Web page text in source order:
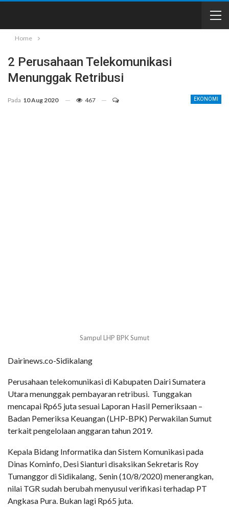
Home
2 Perusahaan Telekomunikasi
Menunggak Retribusi
EKONOMI
Pada 10 Aug 2020 467
Sampul LHP BPK Sumut
Dairinews.co-Sidikalang
Perusahaan telekomunikasi di Kabupaten Dairi Sumatera
Utara menunggak pembayaran retribusi. Tunggakan
mencapai Rp65 juta sesuai Laporan Hasil Pemeriksaan –
Badan Pemeriksa Keuangan (LHP-BPK) Perwakilan Sumut
terkait pengelolaan anggaran tahun 2019.
Kepala Bidang Informatika dan Sistem Komunikasi pada
Dinas Kominfo, Desi Sianturi disaksikan Sekretaris Roy
Tumanggor di Sidikalang, Senin (10/8/2020) menerangkan,
nilai TGR sudah berubah menyusul verifikasi terhadap PT
Angkasa Pura. Bukan lagi Rp65 juta.